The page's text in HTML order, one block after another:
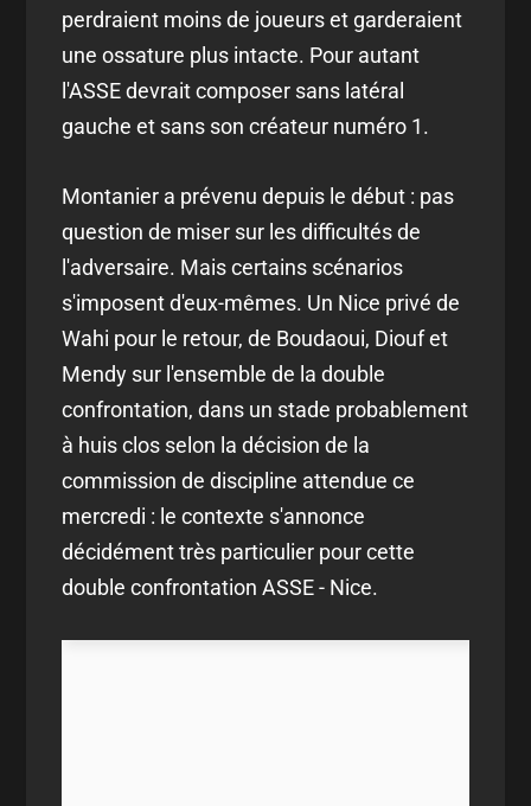
perdraient moins de joueurs et garderaient
une ossature plus intacte. Pour autant
l'ASSE devrait composer sans latéral
gauche et sans son créateur numéro 1.
Montanier a prévenu depuis le début : pas
question de miser sur les difficultés de
l'adversaire. Mais certains scénarios
s'imposent d'eux-mêmes. Un Nice privé de
Wahi pour le retour, de Boudaoui, Diouf et
Mendy sur l'ensemble de la double
confrontation, dans un stade probablement
à huis clos selon la décision de la
commission de discipline attendue ce
mercredi : le contexte s'annonce
décidément très particulier pour cette
double confrontation ASSE - Nice.